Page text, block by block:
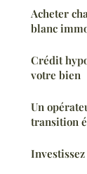
Acheter
blanc
Crédit
votre bien
Un
transition